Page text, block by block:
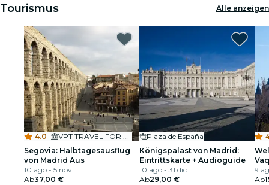
Tourismus Alle anzeigen
4.0 ·
VPT TRAVEL FOR ALL
Segovia: Halbtagesausflug
von Madrid Aus
10 ago - 5 nov
Ab37,00 €
Plaza de España
Königspalast von Madrid:
Eintrittskarte + Audioguide
10 ago - 31 dic
Ab29,00 €
9
Ab